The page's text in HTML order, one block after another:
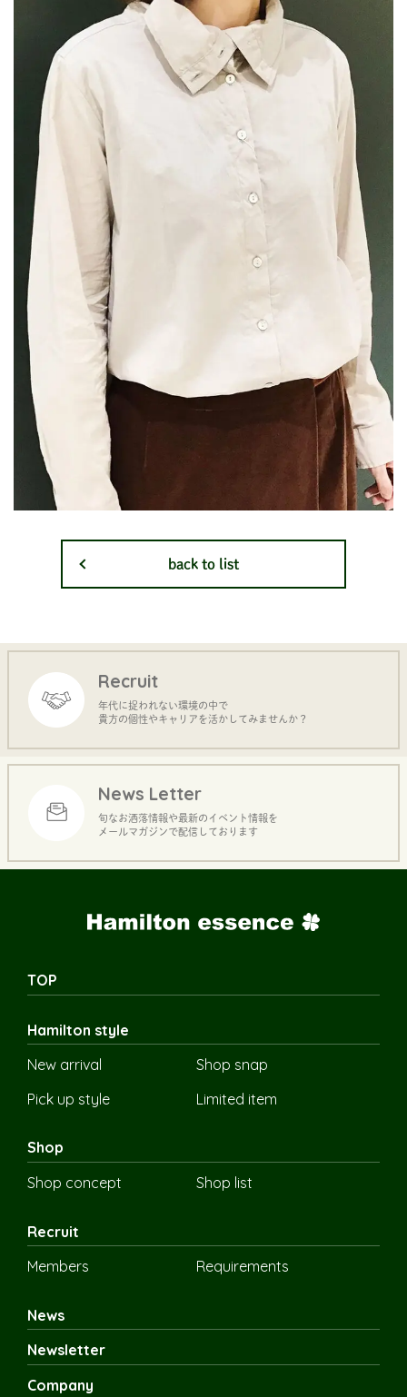
back to list
Recruit
年代に捉われない環境の中で
貴方の個性やキャリアを活かしてみませんか？
News Letter
旬なお洒落情報や最新のイベント情報を
メールマガジンで配信しております
TOP
Hamilton style
New arrival
Shop snap
Pick up style
Limited item
Shop
Shop concept
Shop list
Recruit
Members
Requirements
News
Newsletter
Company